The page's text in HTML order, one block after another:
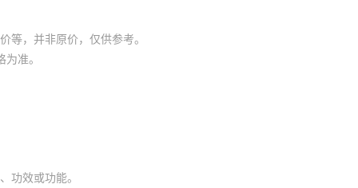
等，并非原价，仅供参考。
准。
功效或功能。